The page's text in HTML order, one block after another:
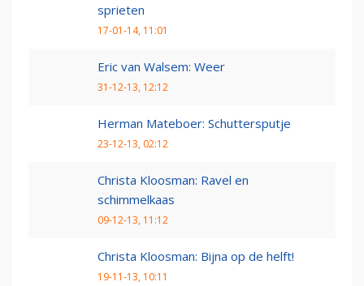
sprieten
17-01-14, 11:01
Eric van Walsem: Weer
31-12-13, 12:12
Herman Mateboer: Schuttersputje
23-12-13, 02:12
Christa Kloosman: Ravel en
schimmelkaas
09-12-13, 11:12
Christa Kloosman: Bijna op de helft!
19-11-13, 10:11